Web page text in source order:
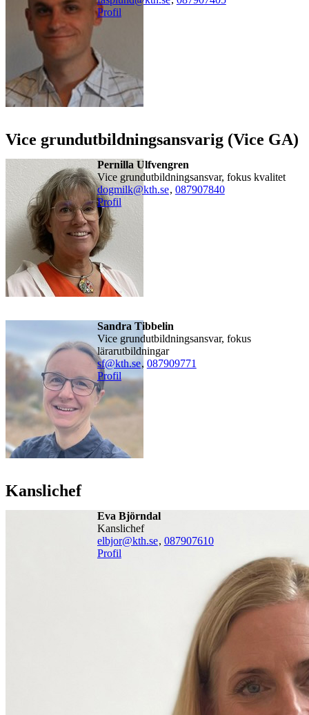
Profil
Vice grundutbildningsansvarig (Vice GA)
Pernilla Ulfvengren
Vice grundutbildningsansvar, fokus kvalitet
dogmilk@kth.se, 087907840
Profil
Sandra Tibbelin
Vice grundutbildningsansvar, fokus
lärarutbildningar
sf@kth.se, 087909771
Profil
Kanslichef
Eva Björndal
kanslichef
elbjor@kth.se, 087907610
Profil